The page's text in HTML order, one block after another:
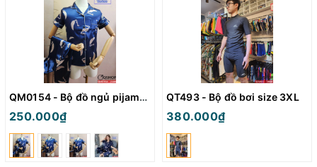
QM0154 - Bộ đồ ngủ pijama nữ
250.000₫
QT493 - Bộ đồ bơi size 3XL
380.000₫